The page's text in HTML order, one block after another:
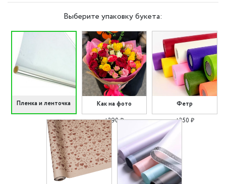
Выберите упаковку букета:
Пленка и ленточка
Как на фото
+290 ₽
Фетр
+350 ₽